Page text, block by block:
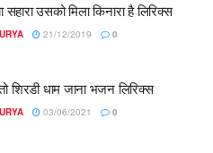
उसको मिला किनारा है लिरिक्स
21/12/2019 0
शिरडी धाम जाना भजन लिरिक्स
03/06/2021 0